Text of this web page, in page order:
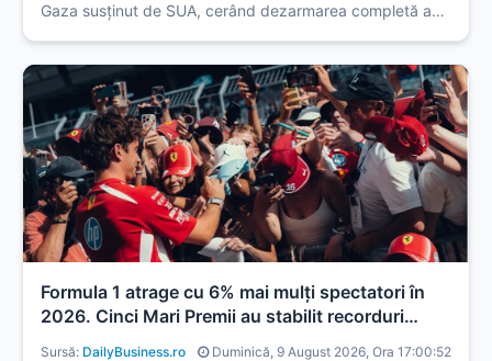
Gaza susținut de SUA, cerând dezarmarea completă a
Formula 1 atrage cu 6% mai mulți spectatori în
2026. Cinci Mari Premii au stabilit recorduri
istorice de număr de spectatori
Sursă: DailyBusiness.ro Duminică, 9 August 2026, Ora 17:00:52